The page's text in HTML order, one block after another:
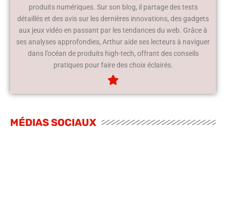
produits numériques. Sur son blog, il partage des tests
détaillés et des avis sur les dernières innovations, des gadgets
aux jeux vidéo en passant par les tendances du web. Grâce à
ses analyses approfondies, Arthur aide ses lecteurs à naviguer
dans l’océan de produits high-tech, offrant des conseils
pratiques pour faire des choix éclairés.
MÉDIAS SOCIAUX